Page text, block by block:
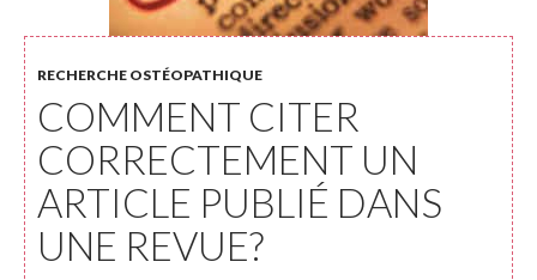
RECHERCHE OSTÉOPATHIQUE
COMMENT CITER
CORRECTEMENT UN
ARTICLE PUBLIÉ DANS
UNE REVUE?